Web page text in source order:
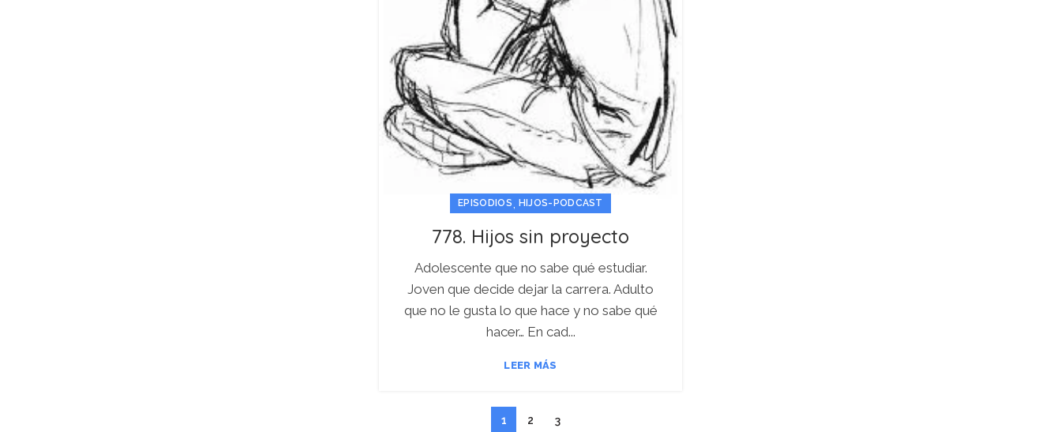
EPISODIOS HIJOS-PODCAST
778. Hijos sin proyecto
Adolescente que no sabe qué estudiar.
Joven que decide dejar la carrera. Adulto
que no le gusta lo que hace y no sabe qué
hacer… En cad...
LEER MÁS
1 2 3